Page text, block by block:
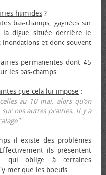
humides ?
bas-champs, gagnées sur
digue située derrière le
et donc souvent
permanentes dont 45
les bas-champs.
que cela lui impose :
au 10 mai, alors qu’on
nos autres prairies. Il y a
il existe des problèmes
ils présentent
qui oblige à certaines
met que les bœufs.